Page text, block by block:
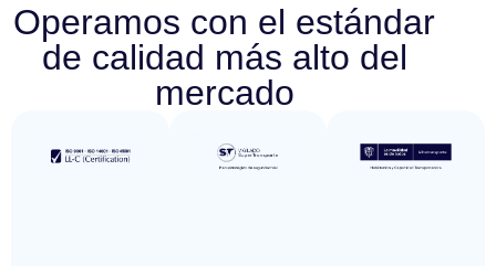
Operamos con el estándar
de calidad más alto del
mercado